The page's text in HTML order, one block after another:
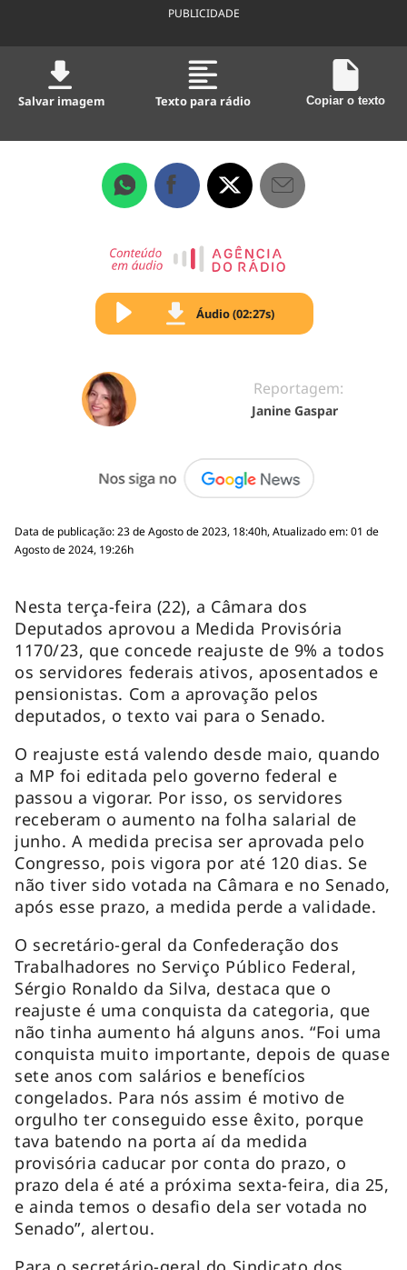
PUBLICIDADE
Salvar imagem Texto para rádio Copiar o texto
Áudio (02:27s)
Reportagem:
Janine Gaspar
Data de publicação: 23 de Agosto de 2023, 18:40h, Atualizado em: 01 de
Agosto de 2024, 19:26h
Nesta terça-feira (22), a Câmara dos
Deputados aprovou a Medida Provisória
1170/23, que concede reajuste de 9% a todos
os servidores federais ativos, aposentados e
pensionistas. Com a aprovação pelos
deputados, o texto vai para o Senado.
O reajuste está valendo desde maio, quando
a MP foi editada pelo governo federal e
passou a vigorar. Por isso, os servidores
receberam o aumento na folha salarial de
junho. A medida precisa ser aprovada pelo
Congresso, pois vigora por até 120 dias. Se
não tiver sido votada na Câmara e no Senado,
após esse prazo, a medida perde a validade.
O secretário-geral da Confederação dos
Trabalhadores no Serviço Público Federal,
Sérgio Ronaldo da Silva, destaca que o
reajuste é uma conquista da categoria, que
não tinha aumento há alguns anos. “Foi uma
conquista muito importante, depois de quase
sete anos com salários e benefícios
congelados. Para nós assim é motivo de
orgulho ter conseguido esse êxito, porque
tava batendo na porta aí da medida
provisória caducar por conta do prazo, o
prazo dela é até a próxima sexta-feira, dia 25,
e ainda temos o desafio dela ser votada no
Senado”, alertou.